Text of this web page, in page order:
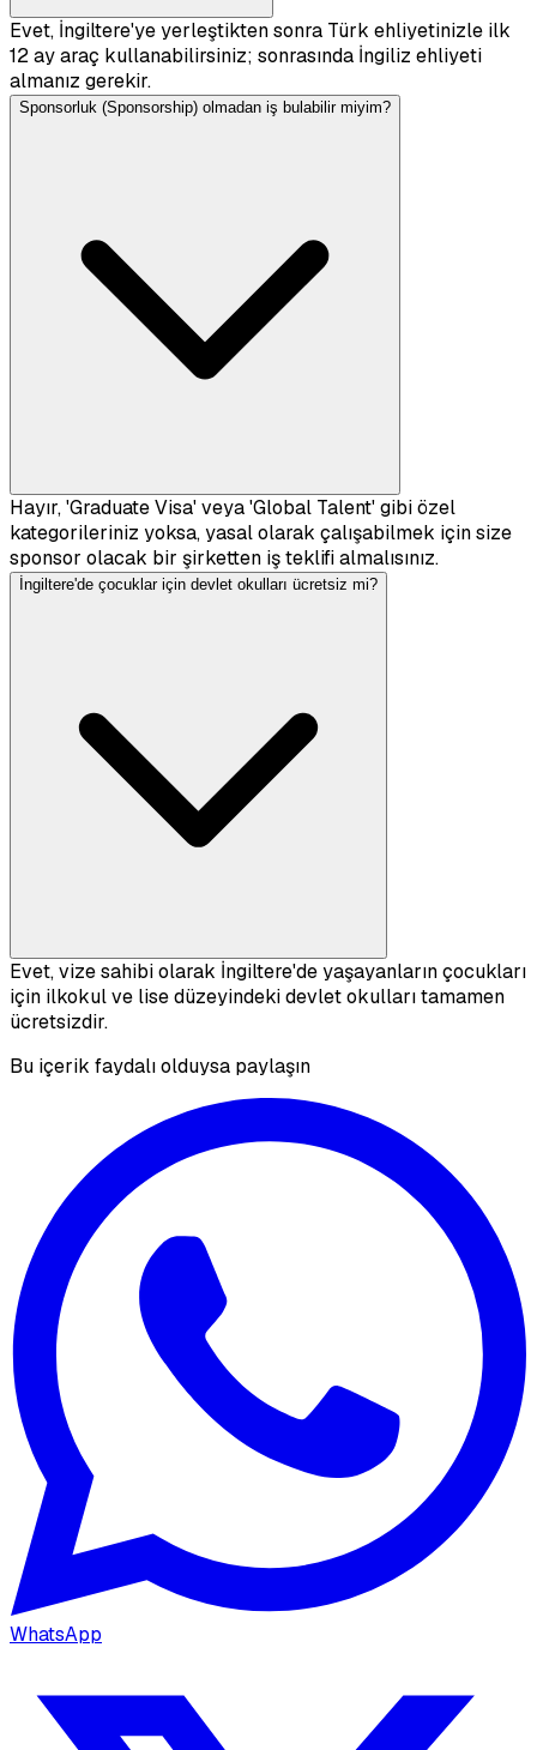
Evet, İngiltere'ye yerleştikten sonra Türk ehliyetinizle ilk
12 ay araç kullanabilirsiniz; sonrasında İngiliz ehliyeti
almanız gerekir.
Sponsorluk (Sponsorship) olmadan iş bulabilir miyim?
Hayır, 'Graduate Visa' veya 'Global Talent' gibi özel
kategorileriniz yoksa, yasal olarak çalışabilmek için size
sponsor olacak bir şirketten iş teklifi almalısınız.
İngiltere'de çocuklar için devlet okulları ücretsiz mi?
Evet, vize sahibi olarak İngiltere'de yaşayanların çocukları
için ilkokul ve lise düzeyindeki devlet okulları tamamen
ücretsizdir.
Bu içerik faydalı olduysa paylaşın
WhatsApp